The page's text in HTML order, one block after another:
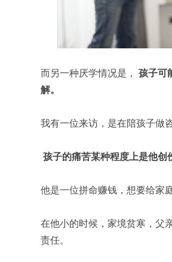
而另一种厌学情况是， 孩子可
解。
我有一位来访，是在陪孩子做
孩子的痛苦某种程度上是他创
他是一位拼命赚钱，想要给家
在他小的时候，家境贫寒，父
责任。